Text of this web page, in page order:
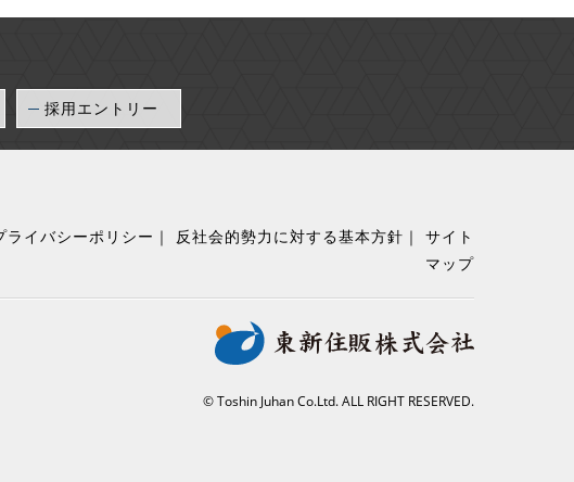
覧可能な状態とします。
FAX による情報配信を含みます）。
ービスの提供に必要な情報のみを開示し、それ以外での情報の使
で 行います。
いずれかに該当する場合はその限りではありません。
採用エントリー
ライバシーポリシー 反社会的勢力に対する基本方針
サイト
マップ
© Toshin Juhan Co.Ltd. ALL RIGHT RESERVED.